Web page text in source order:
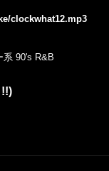
clockwhat12.mp3
系 90's R&B